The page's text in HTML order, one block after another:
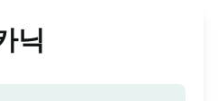
닉